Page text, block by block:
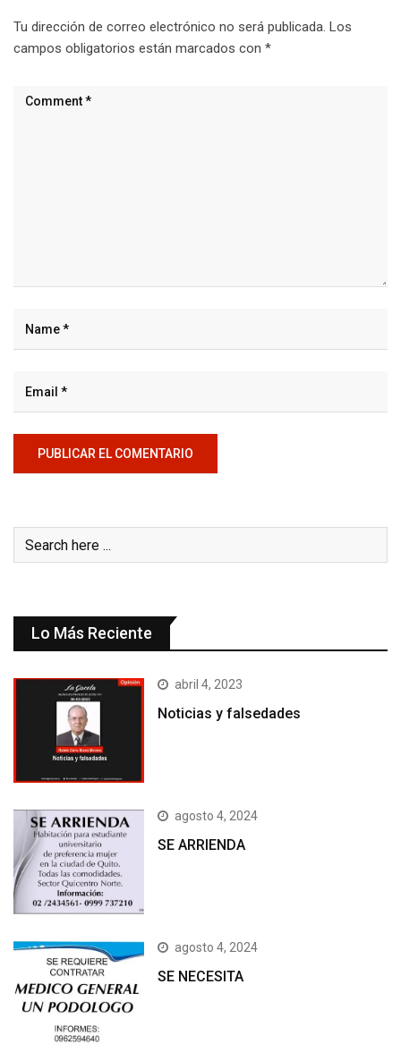
Tu dirección de correo electrónico no será publicada. Los
campos obligatorios están marcados con *
Lo Más Reciente
abril 4, 2023
Noticias y falsedades
agosto 4, 2024
SE ARRIENDA
agosto 4, 2024
SE NECESITA